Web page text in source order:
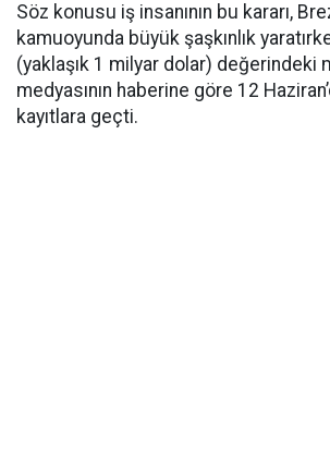
Söz konusu iş insanının bu kararı,
kamuoyunda büyük şaşkınlık
(yaklaşık 1 milyar dolar) değerindeki
medyasının haberine göre 12
kayıtlara geçti.